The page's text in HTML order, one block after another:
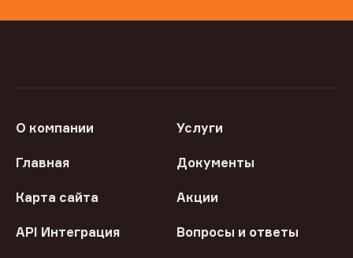
О компании Услуги
Главная Документы
Карта сайта Акции
API Интеграция Вопросы и ответы